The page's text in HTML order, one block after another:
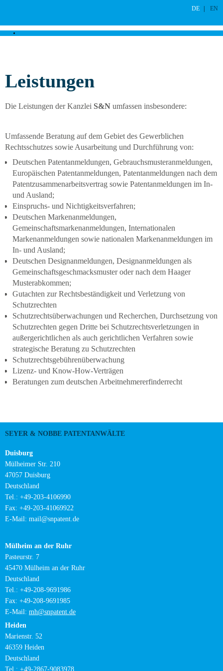
DE EN
Leistungen
Die Leistungen der Kanzlei S&N umfassen insbesondere:
Umfassende Beratung auf dem Gebiet des Gewerblichen
Rechtsschutzes sowie Ausarbeitung und Durchführung von:
Deutschen Patentanmeldungen, Gebrauchsmusteranmeldungen,
Europäischen Patentanmeldungen, Patentanmeldungen nach dem
Patentzusammenarbeitsvertrag sowie Patentanmeldungen im In-
und Ausland;
Einspruchs- und Nichtigkeitsverfahren;
Deutschen Markenanmeldungen,
Gemeinschaftsmarkenanmeldungen, Internationalen
Markenanmeldungen sowie nationalen Markenanmeldungen im
In- und Ausland;
Deutschen Designanmeldungen, Designanmeldungen als
Gemeinschaftsgeschmacksmuster oder nach dem Haager
Musterabkommen;
Gutachten zur Rechtsbeständigkeit und Verletzung von
Schutzrechten
Schutzrechtsüberwachungen und Recherchen, Durchsetzung von
Schutzrechten gegen Dritte bei Schutzrechtsverletzungen in
außergerichtlichen als auch gerichtlichen Verfahren sowie
strategische Beratung zu Schutzrechten
Schutzrechtsgebührenüberwachung
Lizenz- und Know-How-Verträgen
Beratungen zum deutschen Arbeitnehmererfinderrecht
SEYER & NOBBE PATENTANWÄLTE
Duisburg
Mülheimer Str. 210
47057 Duisburg
Deutschland
Tel.: +49-203-4106990
Fax: +49-203-41069922
E-Mail: mail@snpatent.de
Mülheim an der Ruhr
Pasteurstr. 7
45470 Mülheim an der Ruhr
Deutschland
Tel.: +49-208-9691986
Fax: +49-208-9691985
E-Mail: mh@snpatent.de
Heiden
Marienstr. 52
46359 Heiden
Deutschland
Tel.: +49-2867-9083978